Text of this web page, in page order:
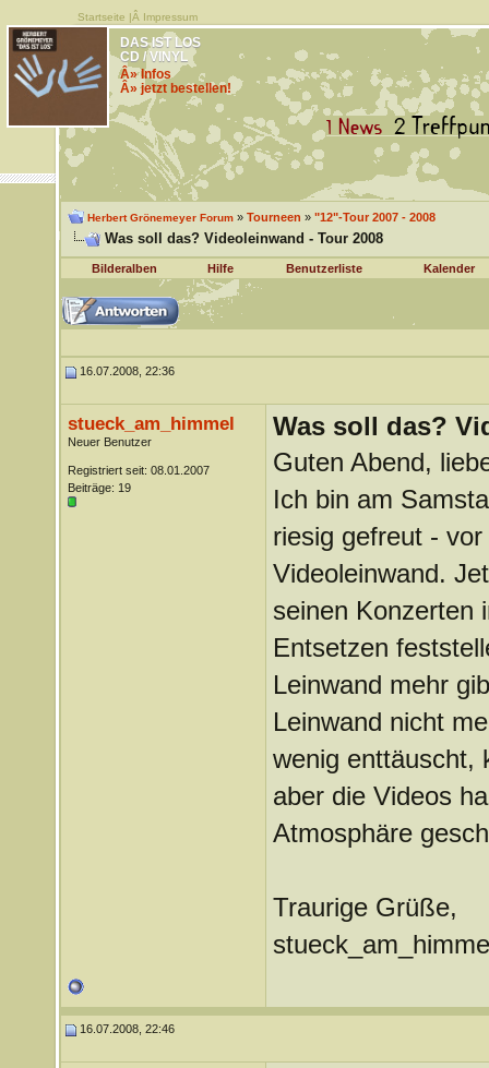
Startseite |Â Impressum
DAS IST LOS
CD / VINYL
Â» Infos
Â» jetzt bestellen!
Herbert Grönemeyer Forum» Tourneen » "12"-Tour 2007 - 2008
Was soll das? Videoleinwand - Tour 2008
Bilderalben Hilfe Benutzerliste Kalender
16.07.2008, 22:36
stueck_am_himmel
Neuer Benutzer
Registriert seit: 08.01.2007
Beiträge: 19
Was soll das?
Guten Abend,
Ich bin am
riesig gefreut -
Videoleinwand.
seinen Konzerten
Entsetzen
Leinwand mehr
Leinwand nicht
wenig enttäuscht,
aber die Videos
Atmosphäre
Traurige Grüße,
16.07.2008, 22:46